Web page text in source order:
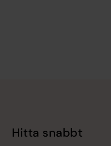
Hitta snabbt